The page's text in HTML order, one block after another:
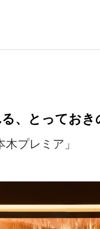
、とってお
木プレミア」